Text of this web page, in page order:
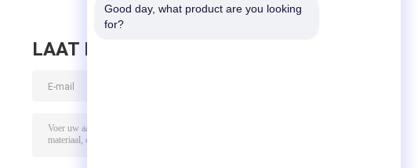
LAAT BERICHT ACHTER
Good day, what product are you looking
for?